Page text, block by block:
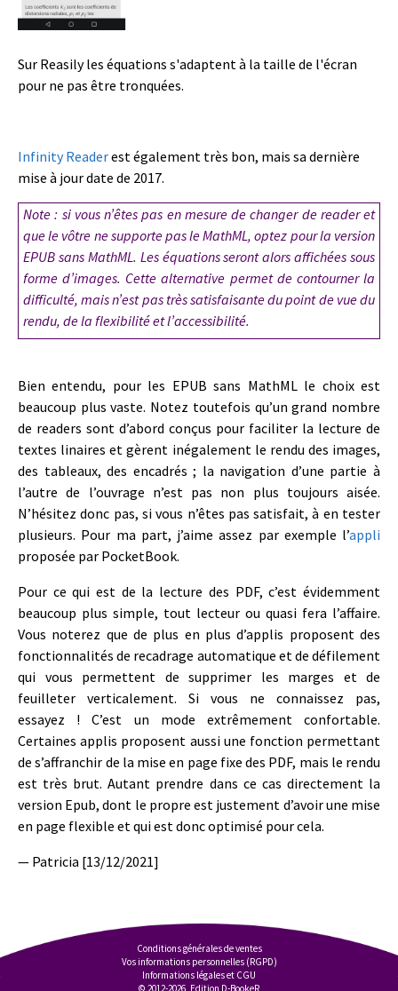
Sur Reasily les équations s'adaptent à la taille de l'écran
pour ne pas être tronquées.
Infinity Readerest également très bon, mais sa dernière
mise à jour date de 2017.
Note : si vous n’êtes pas en mesure de changer de reader et
que le vôtre ne supporte pas le MathML, optez pour la version
EPUB sans MathML. Les équations seront alors affichées sous
forme d’images. Cette alternative permet de contourner la
difficulté, mais n’est pas très satisfaisante du point de vue du
rendu, de la flexibilité et l’accessibilité.
Bien entendu, pour les EPUB sans MathML le choix est
beaucoup plus vaste. Notez toutefois qu’un grand nombre
de readers sont d’abord conçus pour faciliter la lecture de
textes linaires et gèrent inégalement le rendu des images,
des tableaux, des encadrés ; la navigation d’une partie à
l’autre de l’ouvrage n’est pas non plus toujours aisée.
N’hésitez donc pas, si vous n’êtes pas satisfait, à en tester
plusieurs. Pour ma part, j’aime assez par exemple l’appli
proposée par PocketBook.
Pour ce qui est de la lecture des PDF, c’est évidemment
beaucoup plus simple, tout lecteur ou quasi fera l’affaire.
Vous noterez que de plus en plus d’applis proposent des
fonctionnalités de recadrage automatique et de défilement
qui vous permettent de supprimer les marges et de
feuilleter verticalement. Si vous ne connaissez pas,
essayez ! C’est un mode extrêmement confortable.
Certaines applis proposent aussi une fonction permettant
de s’affranchir de la mise en page fixe des PDF, mais le rendu
est très brut. Autant prendre dans ce cas directement la
version Epub, dont le propre est justement d’avoir une mise
en page flexible et qui est donc optimisé pour cela.
— Patricia [13/12/2021]
Conditions générales de ventes
Vos informations personnelles (RGPD)
Informations légales et CGU
© 2012-2026, Edition D-BookeR